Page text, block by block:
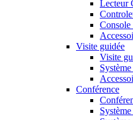
Lecteur
Console
Visite guidée
Visite
Conférence